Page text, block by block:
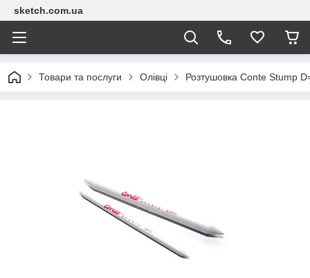
sketch.com.ua
Товари та послуги Олівці Розтушовка Conte Stump